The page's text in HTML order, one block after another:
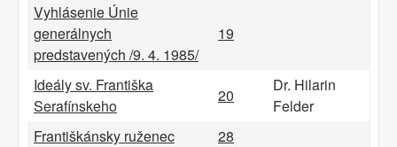
Vyhlásenie Únie
generálnych
predstavených /9. 4. 1985/
19
Ideály sv. Františka
Serafínskeho
20
Dr. Hilarin
Felder
Františkánsky ruženec
28